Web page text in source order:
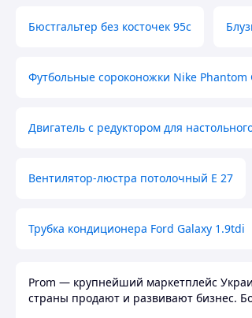
Бюстгальтер без косточек 95с
Футбольные сороконожки Nike Phantom
Двигатель с редуктором для
Вентилятор-люстра потолочный E 27
Трубка кондиционера Ford Galaxy 1.9tdi
Prom — крупнейший маркетплейс
страны продают и развивают бизнес.